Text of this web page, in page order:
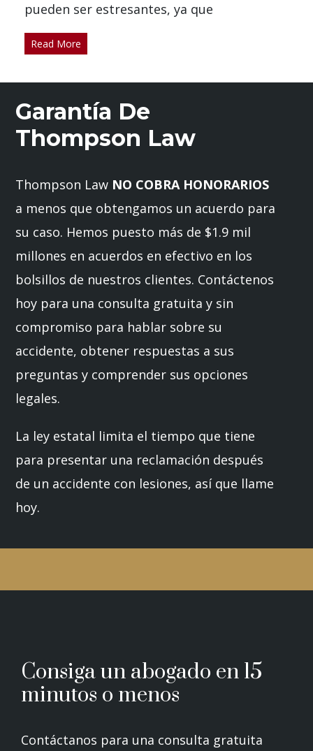
pueden ser estresantes, ya que
Read More
Garantía De
Thompson Law
Thompson Law NO COBRA HONORARIOS
a menos que obtengamos un acuerdo para
su caso. Hemos puesto más de $1.9 mil
millones en acuerdos en efectivo en los
bolsillos de nuestros clientes. Contáctenos
hoy para una consulta gratuita y sin
compromiso para hablar sobre su
accidente, obtener respuestas a sus
preguntas y comprender sus opciones
legales.
La ley estatal limita el tiempo que tiene
para presentar una reclamación después
de un accidente con lesiones, así que llame
hoy.
Consiga un abogado en 15
minutos o menos
Contáctanos para una consulta gratuita